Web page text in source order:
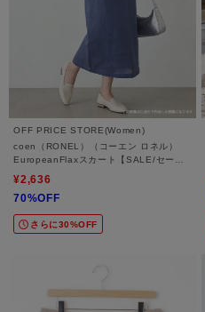
OFF PRICE STORE(Women)
coen（RONEL）（コーエン ロネル）
EuropeanFlaxスカート【SALE/セール/
ンド/通勤】
¥2,636
70%OFF
さらに30%OFF